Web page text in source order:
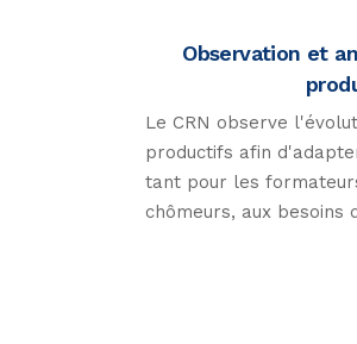
Observation et
Le CRN observe
productifs afin
tant pour les
chômeurs, aux besoins